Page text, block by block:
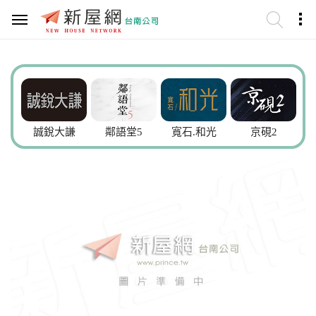
誠銳大謙 鄰語堂5 寬石.和光 京硯2